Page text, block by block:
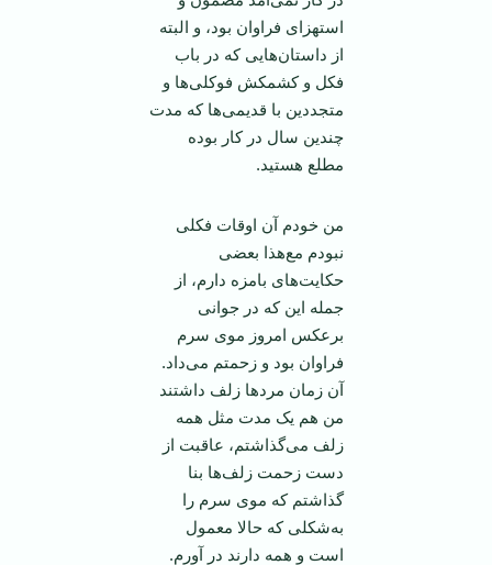
استهزای فراوان بود، و البته
از داستان‌هایی که در باب
فکل و کشمکش فوکلی‌ها و
متجددین با قدیمی‌ها که مدت
چندین سال در کار بوده
مطلع هستید.
من خودم آن اوقات فکلی
نبودم مع‌هذا بعضی
حکایت‌های بامزه دارم، از
جمله این که در جوانی
برعکس امروز موی سرم
فراوان بود و زحمتم می‌داد.
آن زمان مردها زلف داشتند
من هم یک مدت مثل همه
زلف می‌گذاشتم، عاقبت از
دست زحمت زلف‌ها بنا
گذاشتم که موی سرم را
به‌شکلی که حالا معمول
است و همه دارند در آورم.